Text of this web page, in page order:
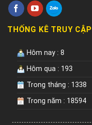
THỐNG KÊ TRUY CẬP
Hôm nay : 8
Hôm qua : 193
Trong tháng : 1338
Trong năm : 18594